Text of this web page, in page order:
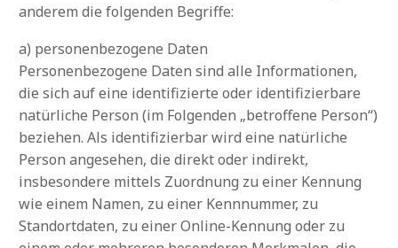
anderem die folgenden Begriffe:
a) personenbezogene Daten
Personenbezogene Daten sind alle Informationen,
die sich auf eine identifizierte oder identifizierbare
natürliche Person (im Folgenden „betroffene Person“)
beziehen. Als identifizierbar wird eine natürliche
Person angesehen, die direkt oder indirekt,
insbesondere mittels Zuordnung zu einer Kennung
wie einem Namen, zu einer Kennnummer, zu
Standortdaten, zu einer Online-Kennung oder zu